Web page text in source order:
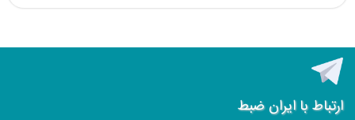
ارتباط با ایران ضبط